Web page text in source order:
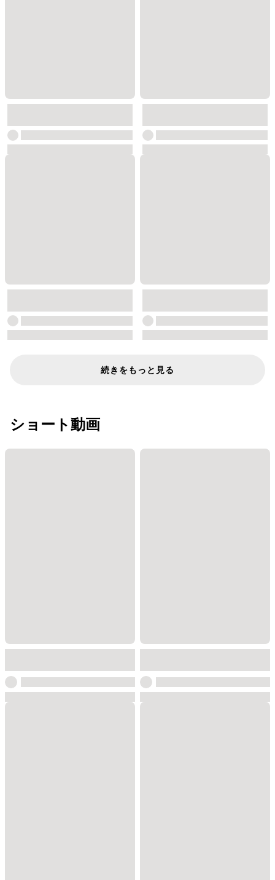
続きをもっと見る
ショート動画